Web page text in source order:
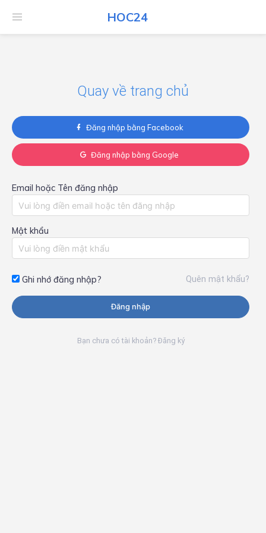
HOC24
HOC24
Quay về trang chủ
Đăng nhập bằng Facebook
Đăng nhập bằng Google
Email hoặc Tên đăng nhập
Mật khẩu
Ghi nhớ đăng nhập? Quên mật khẩu?
Đăng nhập
Bạn chưa có tài khoản? Đăng ký